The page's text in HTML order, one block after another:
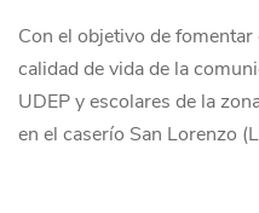
Con el objetivo de
calidad de vida de la
UDEP y escolares de la
en el caserío San Lorenzo